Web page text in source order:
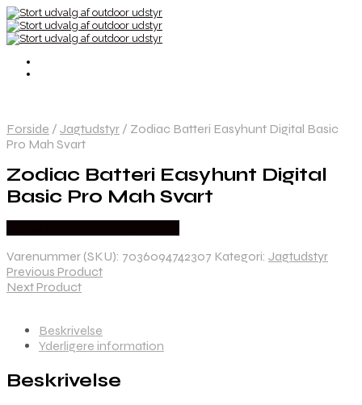
Forside / Jagtudstyr / Zodiac Batteri Easyhunt Digital Basic
Pro Mah Svart
Zodiac Batteri Easyhunt Digital
Basic Pro Mah Svart
Varenummer (SKU): 7036094742307 Kategori: Jagtudstyr
Previous Product
Next Product
Beskrivelse
Yderligere information
Beskrivelse